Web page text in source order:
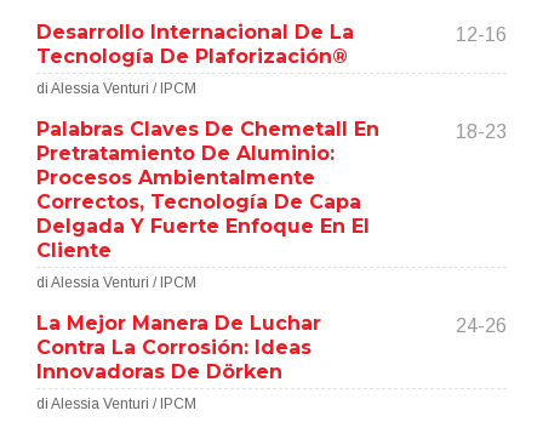
Desarrollo Internacional De La
Tecnología De Plaforización®
12-16
di Alessia Venturi / IPCM
Palabras Claves De Chemetall En
Pretratamiento De Aluminio:
Procesos Ambientalmente
Correctos, Tecnología De Capa
Delgada Y Fuerte Enfoque En El
Cliente
18-23
di Alessia Venturi / IPCM
La Mejor Manera De Luchar
Contra La Corrosión: Ideas
Innovadoras De Dörken
24-26
di Alessia Venturi / IPCM